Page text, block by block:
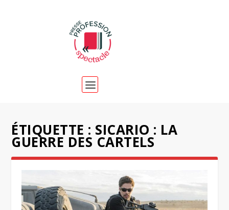
ÉTIQUETTE : SICARIO : LA
GUERRE DES CARTELS